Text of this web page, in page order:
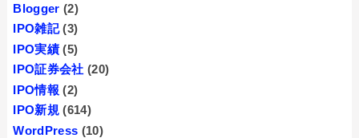
Blogger (2)
IPO雑記 (3)
IPO実績 (5)
IPO証券会社 (20)
IPO情報 (2)
IPO新規 (614)
WordPress (10)